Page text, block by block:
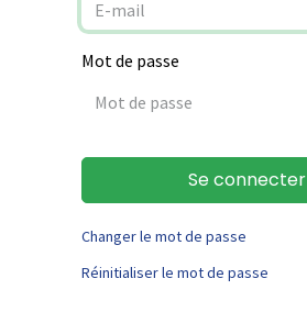
Mot de passe
Se connecter
Changer le mot de passe
Réinitialiser le mot de passe